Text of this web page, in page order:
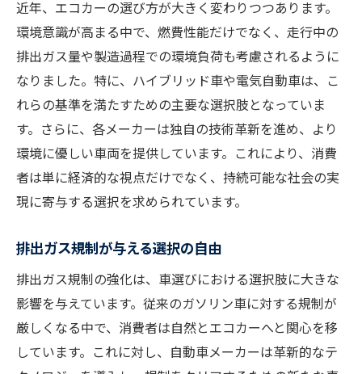
近年、エコカーの選び方が大きく変わりつつあります。
環境意識が高まる中で、燃費性能だけでなく、走行中の
排出ガス量や製造過程での環境負荷も考慮されるように
なりました。特に、ハイブリッド車や電気自動車は、こ
れらの基準を満たすための主要な選択肢となっていま
す。さらに、各メーカーは独自の技術革新を進め、より
環境に優しい車両を提供しています。これにより、消費
者は単に経済的な視点だけでなく、持続可能な社会の実
現に寄与する選択を求められています。
排出ガス規制が与える選択の自由
排出ガス規制の強化は、車選びにおける選択肢に大きな
影響を与えています。従来のガソリン車に対する規制が
厳しくなる中で、消費者は自然とエコカーへと関心を移
しています。これに対し、自動車メーカーは革新的なテ